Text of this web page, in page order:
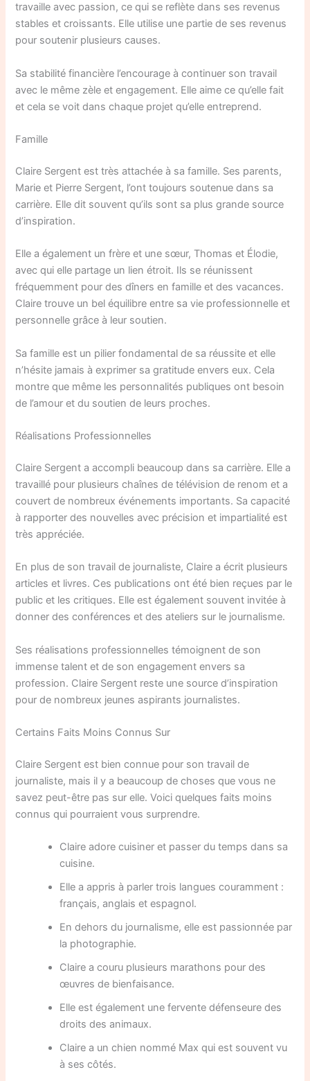
travaille avec passion, ce qui se reflète dans ses revenus
stables et croissants. Elle utilise une partie de ses revenus
pour soutenir plusieurs causes.
Sa stabilité financière l’encourage à continuer son travail
avec le même zèle et engagement. Elle aime ce qu’elle fait
et cela se voit dans chaque projet qu’elle entreprend.
Famille
Claire Sergent est très attachée à sa famille. Ses parents,
Marie et Pierre Sergent, l’ont toujours soutenue dans sa
carrière. Elle dit souvent qu’ils sont sa plus grande source
d’inspiration.
Elle a également un frère et une sœur, Thomas et Élodie,
avec qui elle partage un lien étroit. Ils se réunissent
fréquemment pour des dîners en famille et des vacances.
Claire trouve un bel équilibre entre sa vie professionnelle et
personnelle grâce à leur soutien.
Sa famille est un pilier fondamental de sa réussite et elle
n’hésite jamais à exprimer sa gratitude envers eux. Cela
montre que même les personnalités publiques ont besoin
de l’amour et du soutien de leurs proches.
Réalisations Professionnelles
Claire Sergent a accompli beaucoup dans sa carrière. Elle a
travaillé pour plusieurs chaînes de télévision de renom et a
couvert de nombreux événements importants. Sa capacité
à rapporter des nouvelles avec précision et impartialité est
très appréciée.
En plus de son travail de journaliste, Claire a écrit plusieurs
articles et livres. Ces publications ont été bien reçues par le
public et les critiques. Elle est également souvent invitée à
donner des conférences et des ateliers sur le journalisme.
Ses réalisations professionnelles témoignent de son
immense talent et de son engagement envers sa
profession. Claire Sergent reste une source d’inspiration
pour de nombreux jeunes aspirants journalistes.
Certains Faits Moins Connus Sur
Claire Sergent est bien connue pour son travail de
journaliste, mais il y a beaucoup de choses que vous ne
savez peut-être pas sur elle. Voici quelques faits moins
connus qui pourraient vous surprendre.
Claire adore cuisiner et passer du temps dans sa
cuisine.
Elle a appris à parler trois langues couramment :
français, anglais et espagnol.
En dehors du journalisme, elle est passionnée par
la photographie.
Claire a couru plusieurs marathons pour des
œuvres de bienfaisance.
Elle est également une fervente défenseure des
droits des animaux.
Claire a un chien nommé Max qui est souvent vu
à ses côtés.